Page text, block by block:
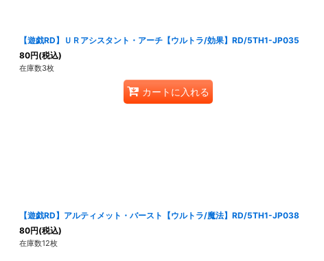
【遊戯RD】ＵＲアシスタント・アーチ【ウルトラ/効果】RD/5TH1-JP035
80円(税込)
在庫数3枚
カートに入れる
【遊戯RD】アルティメット・バースト【ウルトラ/魔法】RD/5TH1-JP038
80円(税込)
在庫数12枚